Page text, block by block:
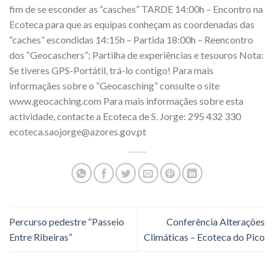
fim de se esconder as “casches” TARDE 14:00h – Encontro na
Ecoteca para que as equipas conheçam as coordenadas das
“caches” escondidas 14:15h – Partida 18:00h – Reencontro
dos “Geocaschers”; Partilha de experiências e tesouros Nota:
Se tiveres GPS-Portátil, trá-lo contigo! Para mais
informaçães sobre o “Geocasching” consulte o site
www.geocaching.com Para mais informaçães sobre esta
actividade, contacte a Ecoteca de S. Jorge: 295 432 330
ecoteca.saojorge@azores.gov.pt
Percurso pedestre “Passeio
Entre Ribeiras”
Conferência Alterações
Climáticas – Ecoteca do Pico